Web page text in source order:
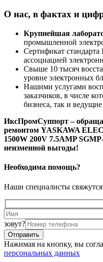
О нас, в фактах и
Крупнейшая
промышленной
Сертификат
ассоциацией
Свыше 10 тысяч
уровне электронных
Нашими услугами
заказчиков, в числе
бизнеса, так и
ИксПромСуппорт –
ремонтом YASKAWA
1500W 200V 7.5AMP
неизменной выгоды!
Необходима помощь?
Наши специалисты
зовут?
Нажимая на кнопку, вы
персональных данных